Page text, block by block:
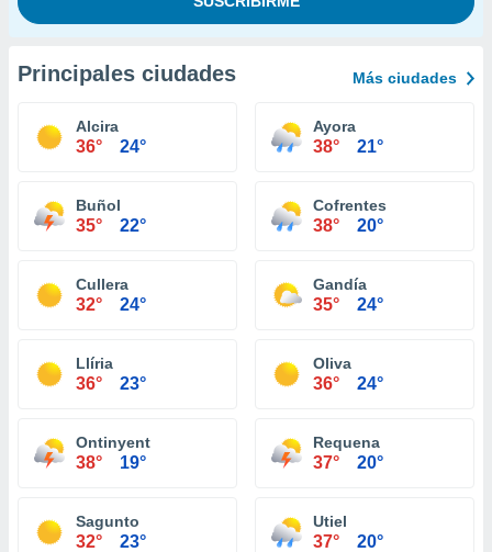
Principales ciudades Más ciudades
Alcira
36° 24°
Ayora
38° 21°
Buñol
35° 22°
Cofrentes
38° 20°
Cullera
32° 24°
Gandía
35° 24°
Llíria
36° 23°
Oliva
36° 24°
Ontinyent
38° 19°
Requena
37° 20°
Sagunto
32° 23°
Utiel
37° 20°